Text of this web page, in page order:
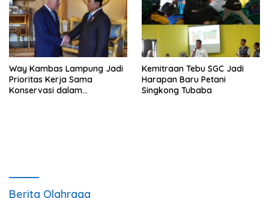
Way Kambas Lampung Jadi
Prioritas Kerja Sama
Konservasi dalam
Kemitraan Tebu SGC Jadi
Harapan Baru Petani
Singkong Tubaba
Berita Olahraga